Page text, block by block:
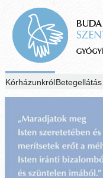
KórházunkrólBetegellátás